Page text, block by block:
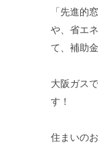
「先進的
や、省エ
て、補助
大阪ガス
す！
住まいの